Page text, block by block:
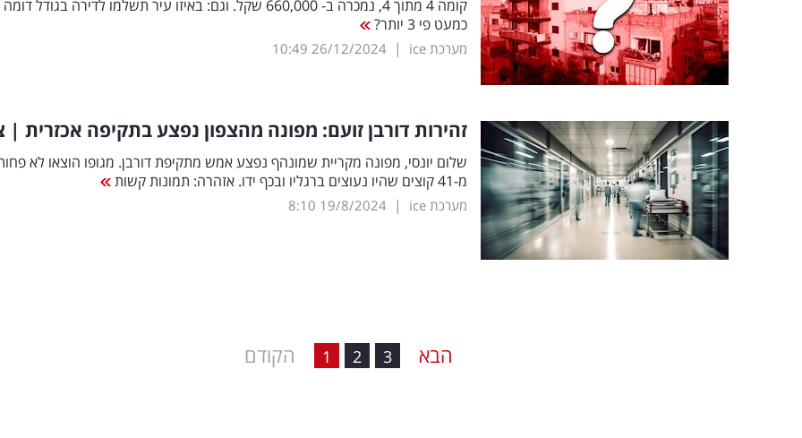
קומה 4 מתוך 4, נמכרה ב- 660,000 שקל. וגם: באיזו עיר תשלמו לדירה בגודל דומה
כמעט פי 3 יותר?
מערכת ice |
26/12/2024
10:49
זהירות דורבן זועם: מפונה מהצפון נפצע בתקיפה אכזרית |
שלום יונסי, מפונה מקריית שמונהף נפצע אמש מתקיפת דורבן. מגופו הוצאו לא
מ-41 קוצים שהיו נעוצים ברגליו ובכף ידו. אזהרה: תמונות קשות
מערכת ice |
19/8/2024
8:10
הקודם 1 2 3 הבא